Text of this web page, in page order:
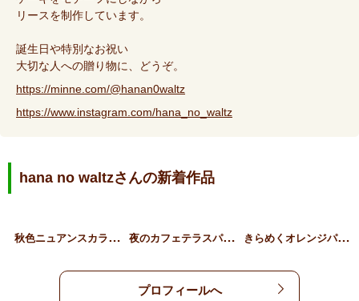
リースを制作しています。
誕生日や特別なお祝い
大切な人への贈り物に、どうぞ。
https://minne.com/@hanan0waltz
https://www.instagram.com/hana_no_waltz
hana no waltzさんの新着作品
秋
色ニュアンスカラーリース 夜
のカフェテラスパフェ き
らめくオレンジパフェのリ…
プロフィールへ